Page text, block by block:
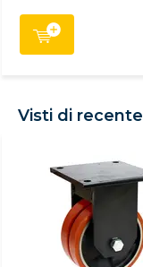
Visti di recente